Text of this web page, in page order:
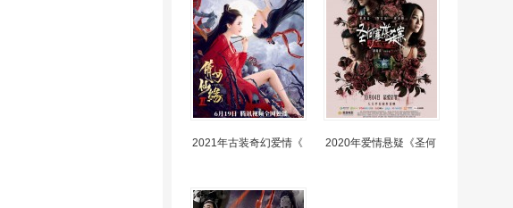
2021年古装奇幻爱情《 2020年爱情悬疑《圣何